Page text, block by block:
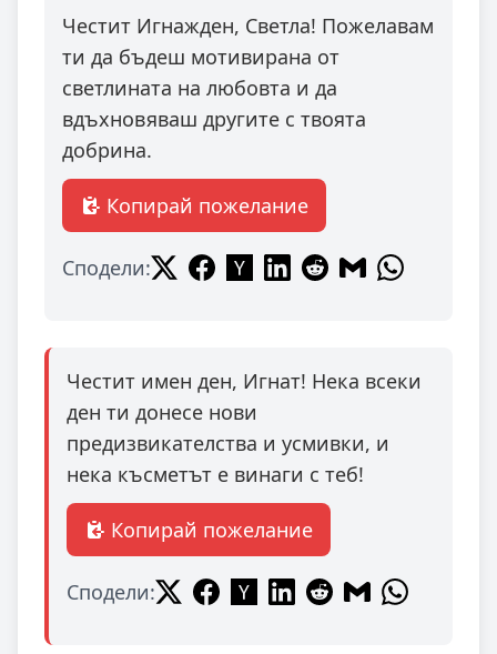
Честит Игнажден, Светла! Пожелавам
ти да бъдеш мотивирана от
светлината на любовта и да
вдъхновяваш другите с твоята
добрина.
Копирай пожелание
Сподели:
Честит имен ден, Игнат! Нека всеки
ден ти донесе нови
предизвикателства и усмивки, и
нека късметът е винаги с теб!
Копирай пожелание
Сподели: